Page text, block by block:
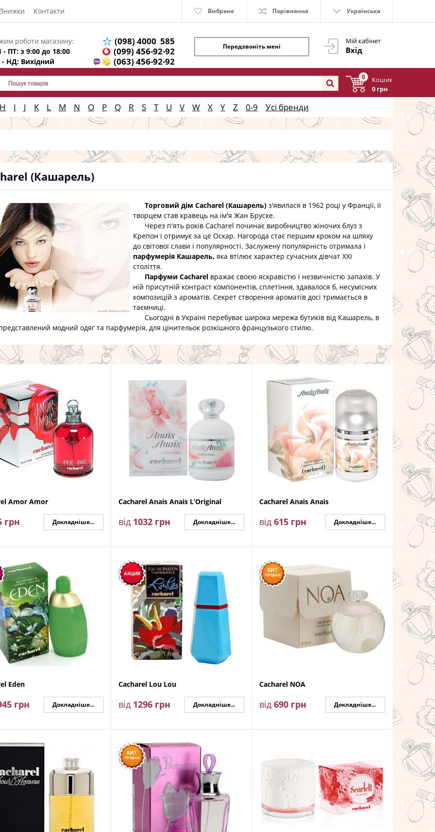
Знижки Контакти Вибране Порівняння Українська
Мій кабінет
Вхід
роботи магазину:
- ПТ: з 9:00 до 18:00
- НД: Вихідний
(098) 4000 585
(099) 456-92-92
(063) 456-92-92
Передзвоніть мені
0
Кошик
0 грн
H I J K L M N O P Q R S T U V W X Y Z 0-9 Усі бренди
(Кашарель)
Торговий дім Cacharel (Кашарель) з'явилася в 1962 році у Франції, її
творцем став кравець на ім'я Жан Бруске.
Через п'ять років Cacharel починає виробництво жіночих блуз з
Крепон і отримує за це Оскар. Нагорода стає першим кроком на шляху
до світової слави і популярності. Заслужену популярність отримала і
парфумерія Кашарель, яка втілює характер сучасних дівчат XXI
століття.
Парфуми Cacharel вражає своєю яскравістю і незвичністю запахів. У
ній присутній контраст компонентів, сплетіння, здавалося б, несумісних
композицій з ароматів. Секрет створення ароматів досі тримається в
таємниці.
Сьогодні в Україні перебуває широка мережа бутиків від Кашарель, в
модний одяг та парфумерія, для цінительок розкішного французького стилю.
Amor Amor
грн Докладніше...
Cacharel Anais Anais L’Original
від 1032 грн Докладніше...
Cacharel Anais Аnais
від 615 грн Докладніше...
Eden
грн Докладніше...
Cacharel Lou Lou
від 1296 грн Докладніше...
Cacharel NOA
від 690 грн Докладніше...